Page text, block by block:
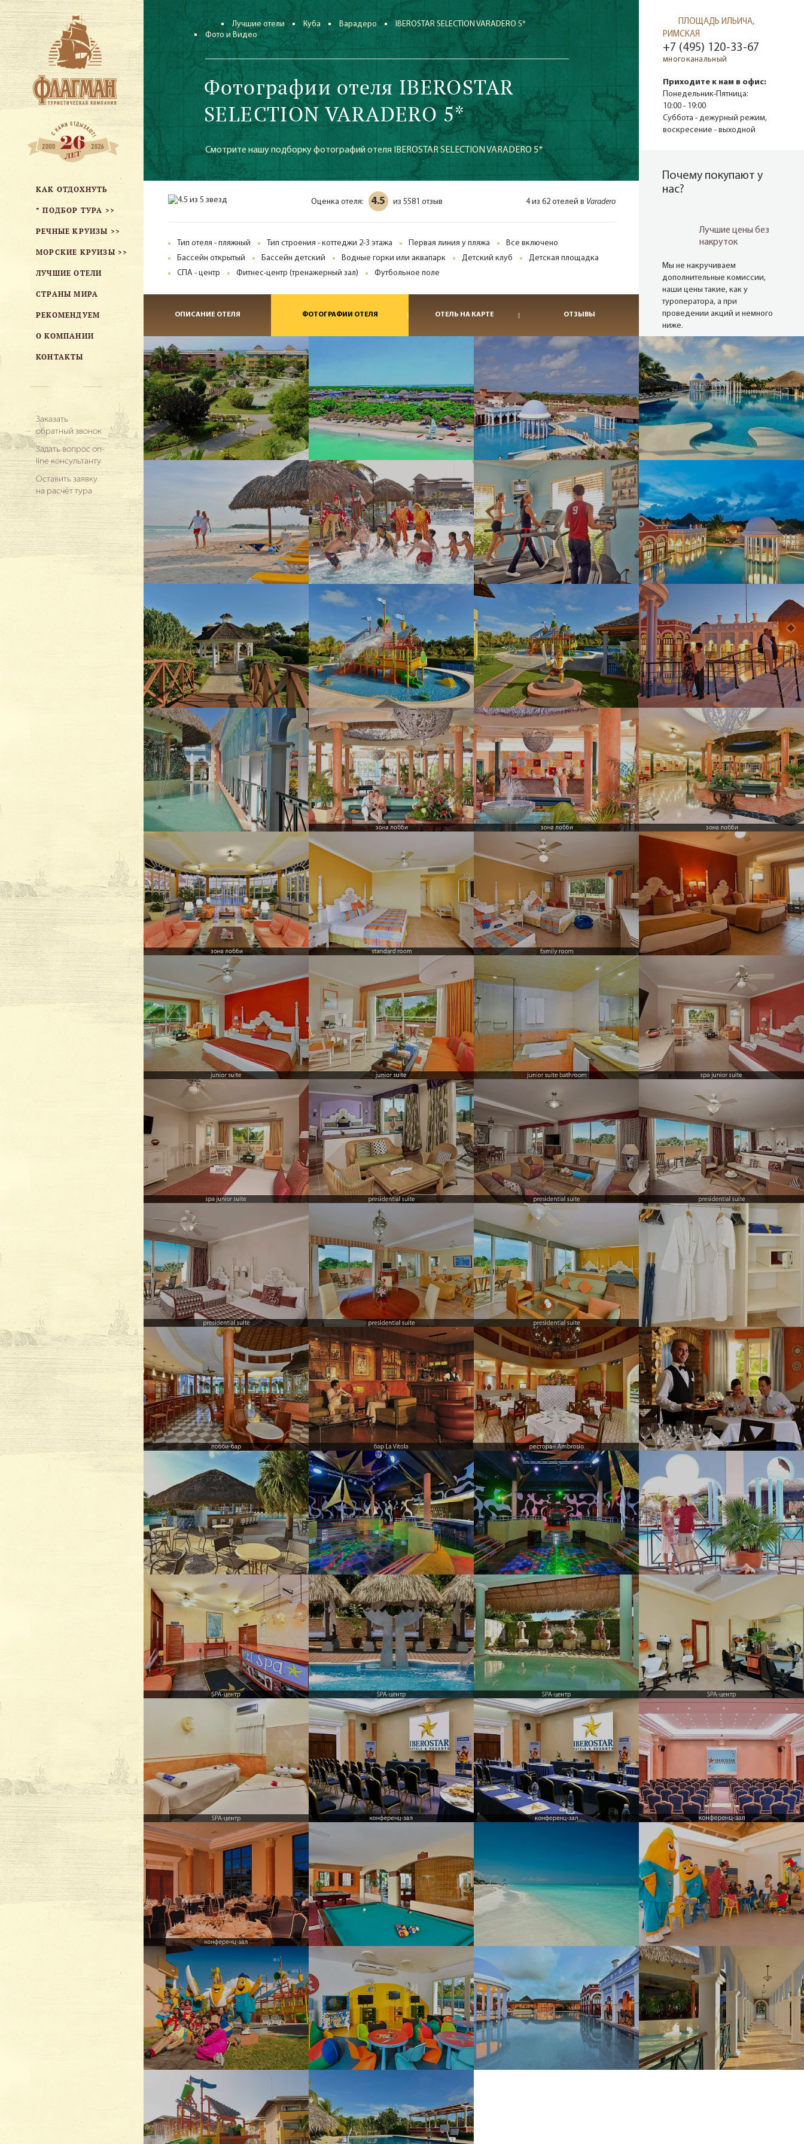
КАК ОТДОХНУТЬ
* ПОДБОР ТУРА >>
РЕЧНЫЕ КРУИЗЫ >>
МОРСКИЕ КРУИЗЫ >>
ЛУЧШИЕ ОТЕЛИ
СТРАНЫ МИРА
РЕКОМЕНДУЕМ
О КОМПАНИИ
КОНТАКТЫ
Заказать
обратный звонок
Задать вопрос on-
line консультанту
Оставить заявку
на расчёт тура
Лучшие отели Куба Варадеро
IBEROSTAR SELECTION VARADERO 5*
Фото и Видео
Фотографии отеля IBEROSTAR
SELECTION VARADERO 5*
Смотрите нашу подборку фотографий отеля IBEROSTAR SELECTION VARADERO 5*
Оценка отеля: 4.5 из 5581 отзыв 4 из 62 отелей в Varadero
Тип отеля - пляжный Тип строения - коттеджи 2-3 этажа Первая линия у пляжа
Все включено
Бассейн открытый
Бассейн детский Водные горки или аквапарк Детский клуб
Детская площадка
СПА - центр
Фитнес-центр (тренажерный зал) Футбольное поле
ОПИСАНИЕ ОТЕЛЯ ФОТОГРАФИИ ОТЕЛЯ ОТЕЛЬ НА КАРТЕ ОТЗЫВЫ
ПЛОЩАДЬ ИЛЬИЧА,
РИМСКАЯ
+7 (495) 120-33-67
многоканальный
Приходите к нам в офис:
Понедельник-Пятница:
10:00 - 19:00
Суббота - дежурный режим,
воскресение - выходной
Почему покупают у
нас?
Лучшие цены без
накруток
Мы не накручиваем
дополнительные комиссии,
наши цены такие, как у
туроператора, а при
проведении акций и немного
ниже.
Надежные
туроператоры
В нашей базе 27 сайтов
надёжных операторов (хотя
можем опросить и 80). Мы
снимаем актуальные цены с
сайтов в режиме реального
времени.
Опытные
менеджеры
Наш девиз – «продаём то, что
видели сами». Наши
менеджеры проводят
регулярные инспекции отелей,
посещают семинары и
рекламные туры.
Мы проверяем
цены
Мы не продаём туры он-лайн.
Сначала наш менеджер
убедится в наличии тура по
указанной цене и только после
это связывается с клиентом.
Да! Это не современно, но зато
надёжно!